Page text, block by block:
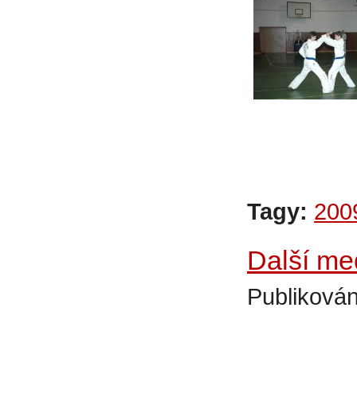
Tagy:
Další